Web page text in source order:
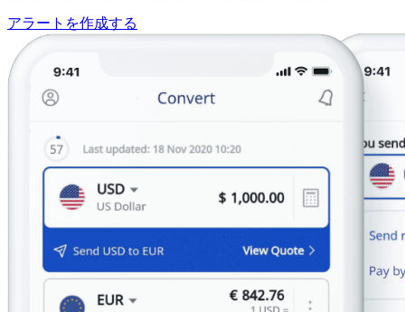
アラートを作成する